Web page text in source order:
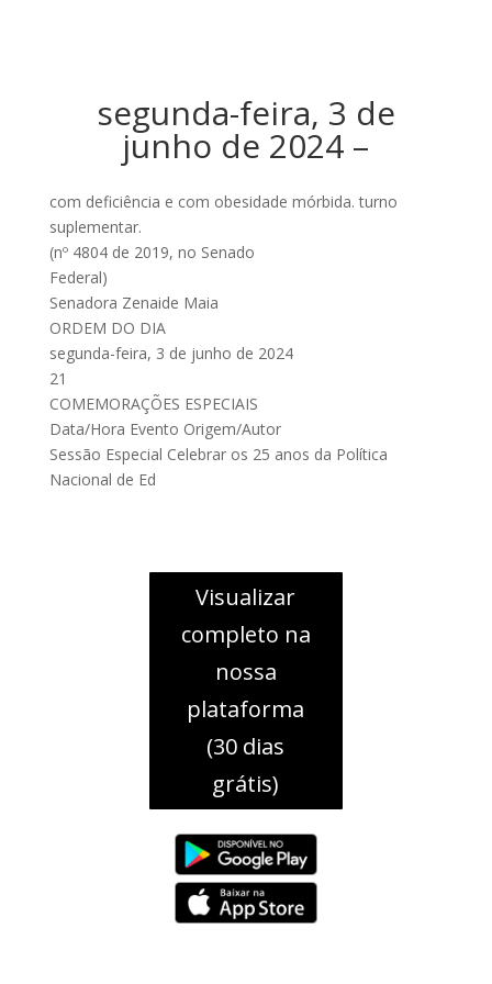
segunda-feira, 3 de
junho de 2024 –
com deficiência e com obesidade mórbida. turno
suplementar.
(nº 4804 de 2019, no Senado
Federal)
Senadora Zenaide Maia
ORDEM DO DIA
segunda-feira, 3 de junho de 2024
21
COMEMORAÇÕES ESPECIAIS
Data/Hora Evento Origem/Autor
Sessão Especial Celebrar os 25 anos da Política
Nacional de Ed
Visualizar
completo na
nossa
plataforma
(30 dias
grátis)